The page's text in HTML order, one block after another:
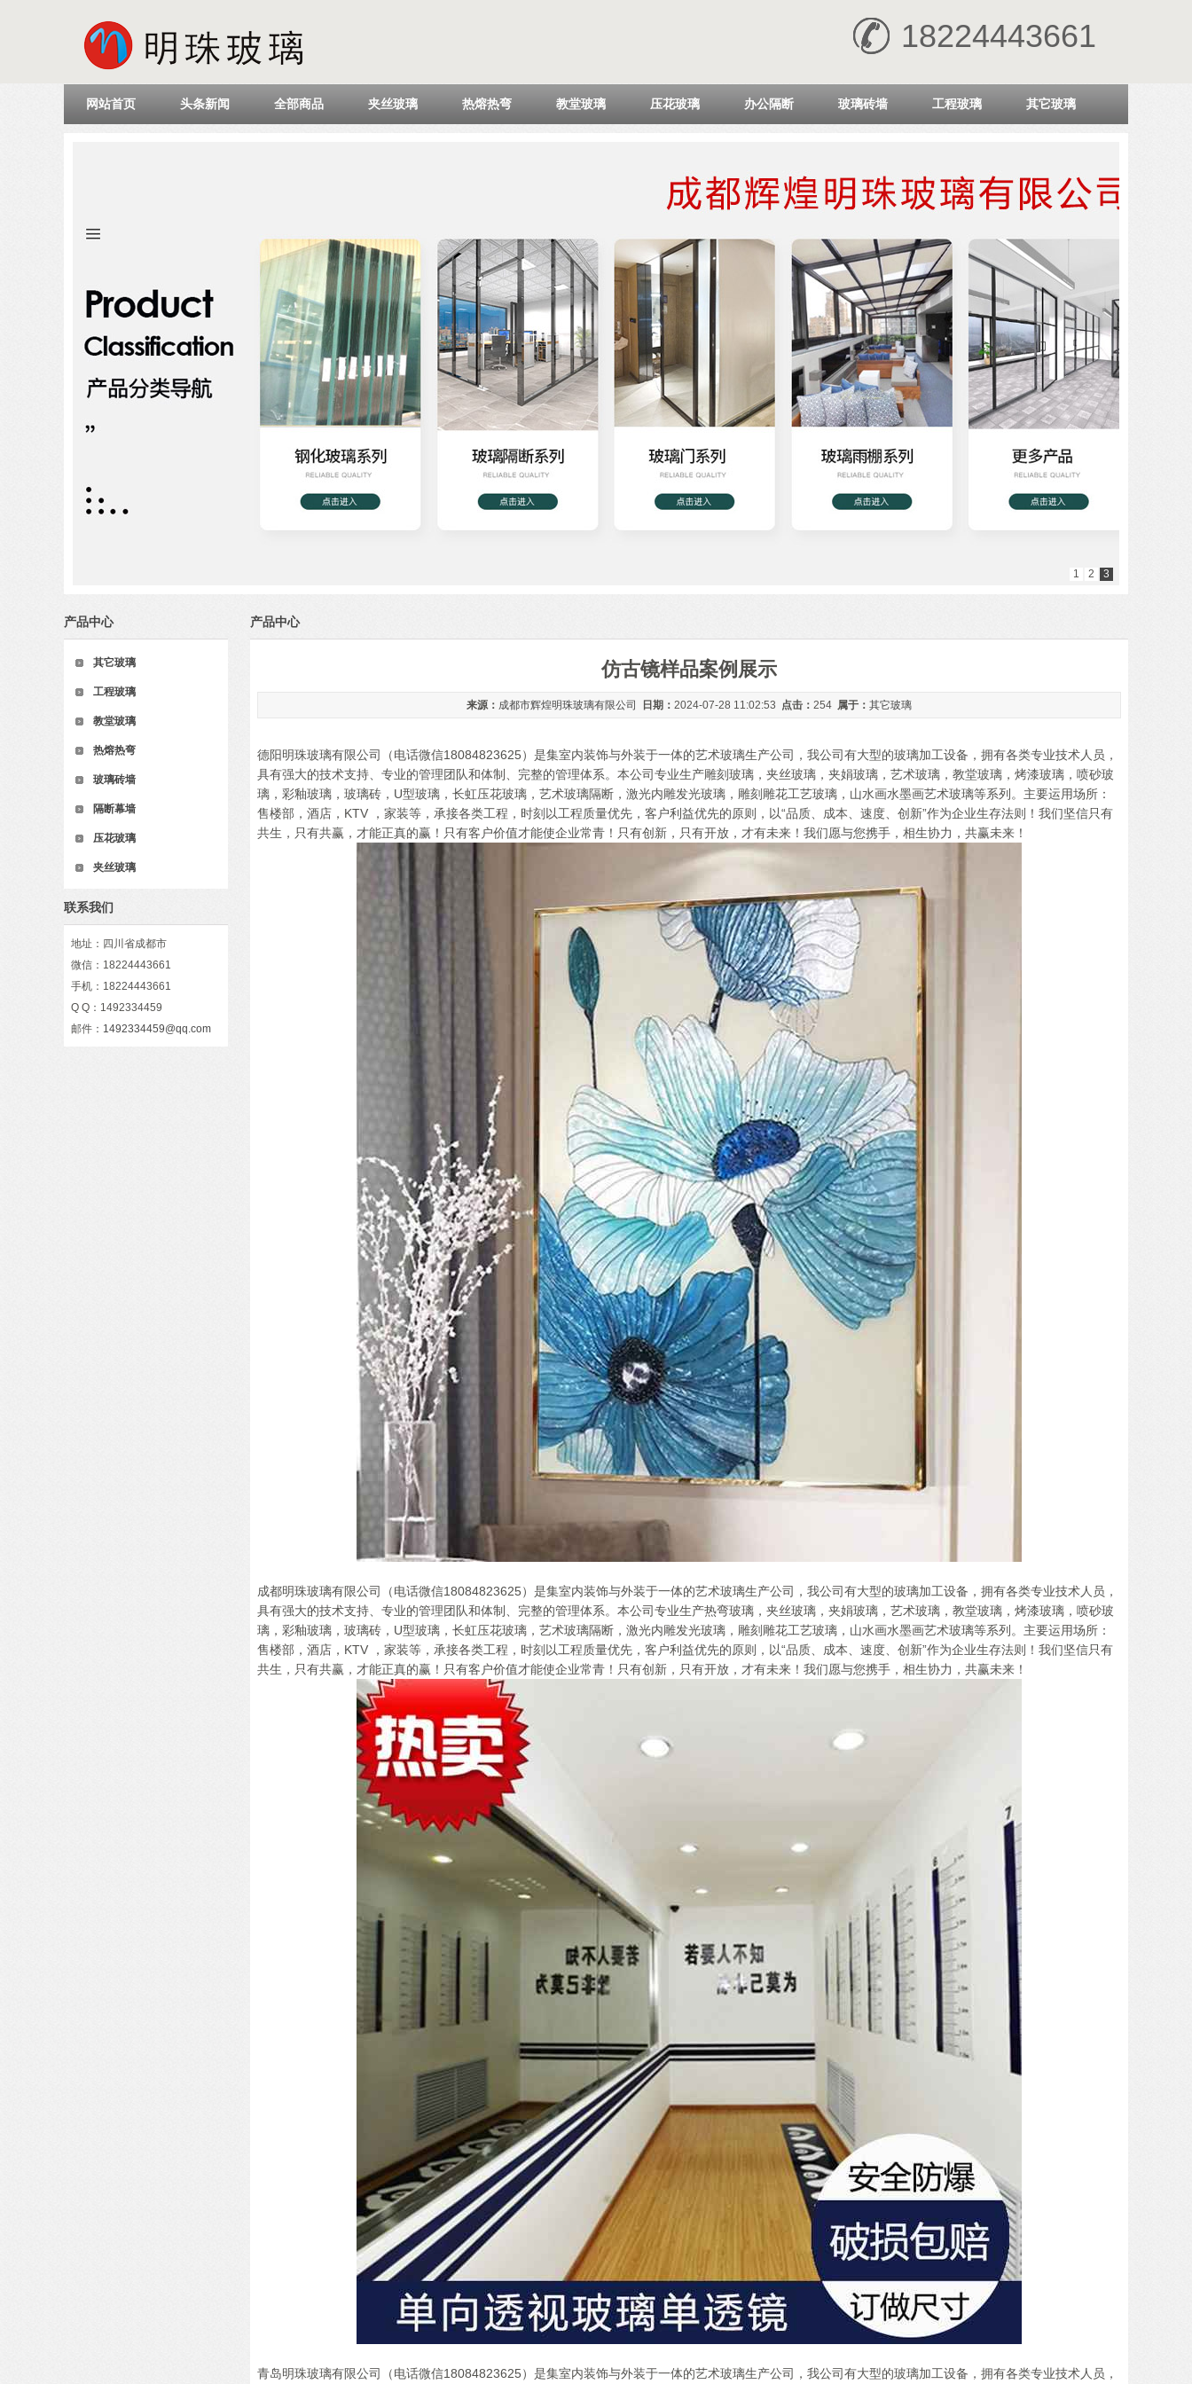
18224443661
网站首页 头条新闻 全部商品 夹丝玻璃 热熔热弯 教堂玻璃 压花玻璃 办公隔断 玻璃砖墙 工程玻璃 其它玻璃
1 2 3
产品中心
其它玻璃
工程玻璃
教堂玻璃
热熔热弯
玻璃砖墙
隔断幕墙
压花玻璃
夹丝玻璃
联系我们
地址：四川省成都市
微信：18224443661
手机：18224443661
Q Q：1492334459
邮件： 1492334459@qq.com
产品中心
仿古镜样品案例展示
来源： 成都市辉煌明珠玻璃有限公司 日期： 2024-07-28 11:02:53 点击： 254 属于： 其它玻璃
德阳明珠玻璃有限公司（电话微信18084823625）是集室内装饰与外装于一体的艺术玻璃生产公司，我公司有大型的玻璃加工设备，拥有各类专业技术人员，
具有强大的技术支持、专业的管理团队和体制、完整的管理体系。本公司专业生产雕刻玻璃，夹丝玻璃，夹娟玻璃，艺术玻璃，教堂玻璃，烤漆玻璃，喷砂玻
璃，彩釉玻璃，玻璃砖，U型玻璃，长虹压花玻璃，艺术玻璃隔断，激光内雕发光玻璃，雕刻雕花工艺玻璃，山水画水墨画艺术玻璃等系列。主要运用场所：
售楼部，酒店，KTV ，家装等，承接各类工程，时刻以工程质量优先，客户利益优先的原则，以“品质、成本、速度、创新”作为企业生存法则！我们坚信只有
共生，只有共赢，才能正真的赢！只有客户价值才能使企业常青！只有创新，只有开放，才有未来！我们愿与您携手，相生协力，共赢未来！
成都明珠玻璃有限公司（电话微信18084823625）是集室内装饰与外装于一体的艺术玻璃生产公司，我公司有大型的玻璃加工设备，拥有各类专业技术人员，
具有强大的技术支持、专业的管理团队和体制、完整的管理体系。本公司专业生产热弯玻璃，夹丝玻璃，夹娟玻璃，艺术玻璃，教堂玻璃，烤漆玻璃，喷砂玻
璃，彩釉玻璃，玻璃砖，U型玻璃，长虹压花玻璃，艺术玻璃隔断，激光内雕发光玻璃，雕刻雕花工艺玻璃，山水画水墨画艺术玻璃等系列。主要运用场所：
售楼部，酒店，KTV ，家装等，承接各类工程，时刻以工程质量优先，客户利益优先的原则，以“品质、成本、速度、创新”作为企业生存法则！我们坚信只有
共生，只有共赢，才能正真的赢！只有客户价值才能使企业常青！只有创新，只有开放，才有未来！我们愿与您携手，相生协力，共赢未来！
青岛明珠玻璃有限公司（电话微信18084823625）是集室内装饰与外装于一体的艺术玻璃生产公司，我公司有大型的玻璃加工设备，拥有各类专业技术人员，